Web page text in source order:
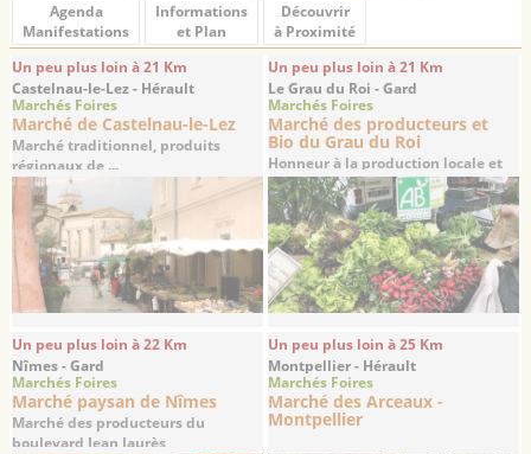
Agenda
Manifestations
Informations
et Plan
Découvrir
à Proximité
Un peu plus loin à 21 Km
Castelnau-le-Lez - Hérault
Marchés Foires
Marché de Castelnau-le-Lez
Marché traditionnel, produits
régionaux de ...
Un peu plus loin à 21 Km
Le Grau du Roi - Gard
Marchés Foires
Marché des producteurs et
Bio du Grau du Roi
Honneur à la production locale et
aux produits ...
Un peu plus loin à 22 Km
Nîmes - Gard
Marchés Foires
Marché paysan de Nîmes
Marché des producteurs du
boulevard Jean Jaurès
Un peu plus loin à 25 Km
Montpellier - Hérault
Marchés Foires
Marché des Arceaux -
Montpellier